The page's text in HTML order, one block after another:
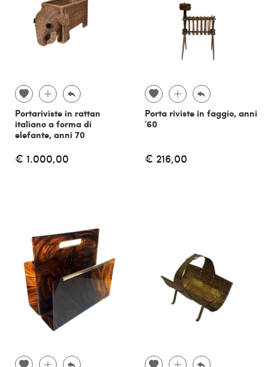
Portariviste in rattan
italiano a forma di
elefante, anni 70
€ 1.000,00
Porta riviste in faggio, anni
'60
€ 216,00